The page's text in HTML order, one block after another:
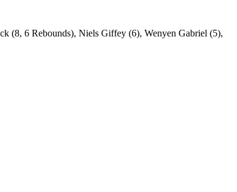
(8, 6 Rebounds), Niels Giffey (6), Wenyen Gabriel (5),